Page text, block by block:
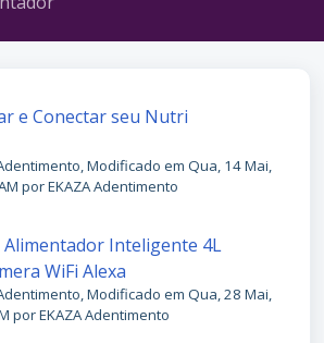
e Conectar seu Nutri
Modificado em Qua, 14 Mai,
por EKAZA Adentimento
Alimentador Inteligente 4L
WiFi Alexa
Modificado em Qua, 28 Mai,
por EKAZA Adentimento